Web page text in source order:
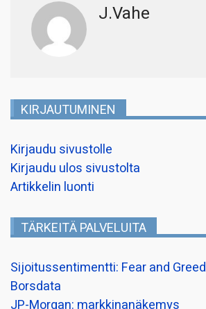
J.Vahe
KIRJAUTUMINEN
Kirjaudu sivustolle
Kirjaudu ulos sivustolta
Artikkelin luonti
TÄRKEITÄ PALVELUITA
Sijoitussentimentti: Fear and Greed
Borsdata
JP-Morgan: markkinanäkemys